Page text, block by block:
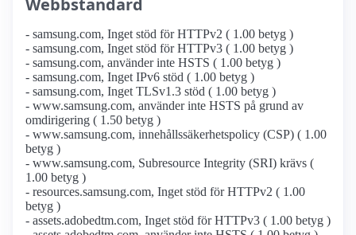
Webbstandard
- samsung.com, Inget stöd för HTTPv2 ( 1.00 betyg )
- samsung.com, Inget stöd för HTTPv3 ( 1.00 betyg )
- samsung.com, använder inte HSTS ( 1.00 betyg )
- samsung.com, Inget IPv6 stöd ( 1.00 betyg )
- samsung.com, Inget TLSv1.3 stöd ( 1.00 betyg )
- www.samsung.com, använder inte HSTS på grund av
omdirigering ( 1.50 betyg )
- www.samsung.com, innehållssäkerhetspolicy (CSP) ( 1.00
betyg )
- www.samsung.com, Subresource Integrity (SRI) krävs (
1.00 betyg )
- resources.samsung.com, Inget stöd för HTTPv2 ( 1.00
betyg )
- assets.adobedtm.com, Inget stöd för HTTPv3 ( 1.00 betyg )